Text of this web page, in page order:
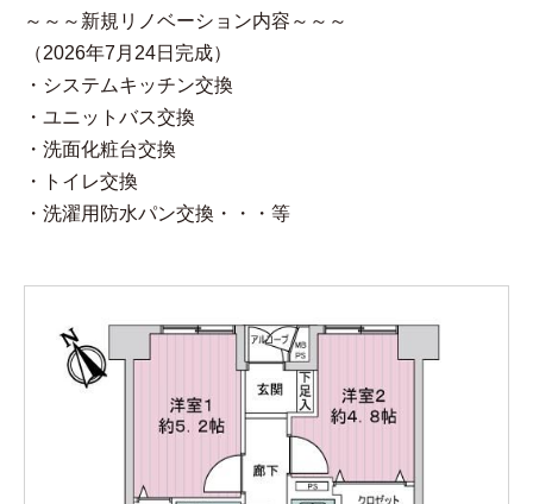
～～～新規リノベーション内容～～～
（2026年7月24日完成）
・システムキッチン交換
・ユニットバス交換
・洗面化粧台交換
・トイレ交換
・洗濯用防水パン交換・・・等